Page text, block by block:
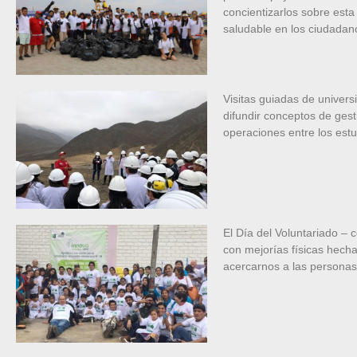
concientizarlos sobre
saludable en los
Visitas guiadas de
difundir conceptos de
operaciones entre los
El Día del Voluntariado –
con mejorías físicas
acercarnos a las